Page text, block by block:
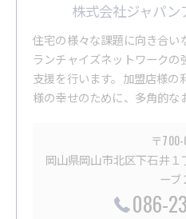
株式会社ジャパン
住宅の様々な課題に向き合い
ランチャイズネットワーク
支援を行います。加盟店様の
様の幸せのために、多角的な
〒
岡山県岡山市北区下石井１
ーブ
086-